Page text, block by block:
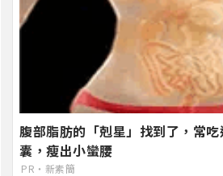
腹部脂肪的「剋星」找到了，常
囊，瘦出小蠻腰
PR・新素簡